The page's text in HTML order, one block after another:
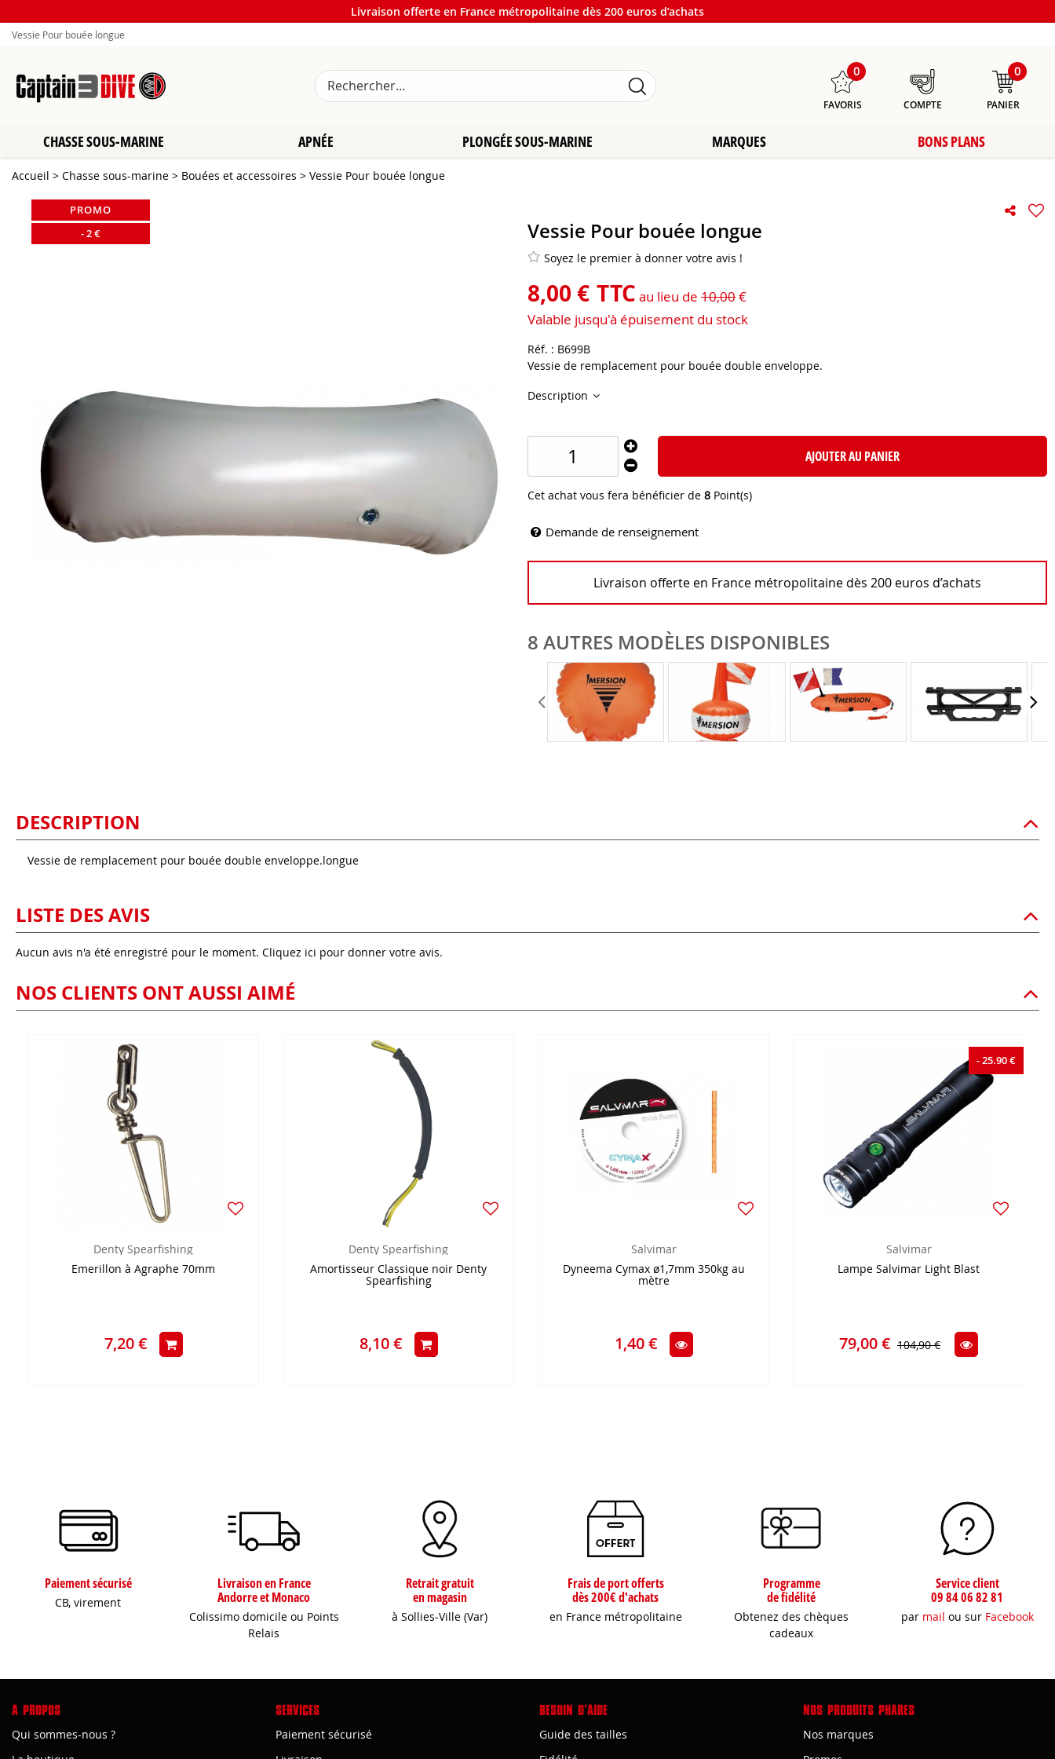
Livraison offerte en France métropolitaine dès 200 euros d’achats
Vessie Pour bouée longue
0
FAVORIS COMPTE
0
PANIER
CHASSE SOUS-MARINE APNÉE PLONGÉE SOUS-MARINE MARQUES BONS PLANS
Accueil > Chasse sous-marine > Bouées et accessoires > Vessie Pour bouée longue
PROMO
-2€ Vessie Pour bouée longue
Soyez le premier à donner votre avis !
8,00 € TTC au lieu de 10,00€
Valable jusqu'à épuisement du stock
Réf. : B699B
Vessie de remplacement pour bouée double enveloppe.
Description
AJOUTER AU PANIER
Cet achat vous fera bénéficier de 8 Point(s)
Demande de renseignement
Livraison offerte en France métropolitaine dès 200 euros d’achats
8 AUTRES MODÈLES DISPONIBLES
DESCRIPTION
Vessie de remplacement pour bouée double enveloppe.longue
LISTE DES AVIS
Aucun avis n'a été enregistré pour le moment. Cliquez ici pour donner votre avis.
NOS CLIENTS ONT AUSSI AIMÉ
Denty Spearfishing
Emerillon à Agraphe 70mm
7,20 €
Denty Spearfishing
Amortisseur Classique noir Denty
Spearfishing
8,10 €
Salvimar
Dyneema Cymax ø1,7mm 350kg au
mètre
1,40 €
- 25.90 €
Salvimar
Lampe Salvimar Light Blast
79,00 € 104,90 €
Paiement sécurisé
CB, virement
Livraison en France
Andorre et Monaco
Colissimo domicile ou Points
Relais
Retrait gratuit
en magasin
à Sollies-Ville (Var)
Frais de port offerts
dès 200€ d'achats
en France métropolitaine
Programme
de fidélité
Obtenez des chèques
cadeaux
Service client
09 84 06 82 81
par mail ou sur Facebook
A PROPOS
Qui sommes-nous ?
SERVICES
Paiement sécurisé
BESOIN D'AIDE
Guide des tailles
NOS PRODUITS PHARES
Nos marques